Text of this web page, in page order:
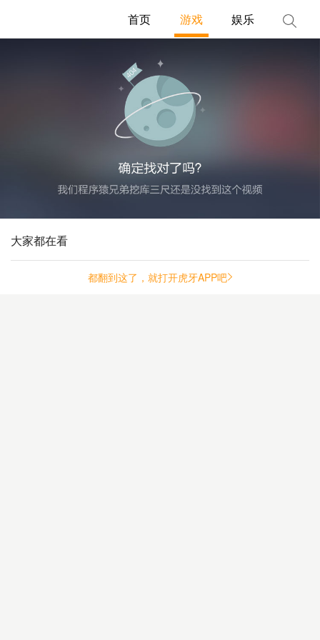
首页 游戏 娱乐
大家都在看
都翻到这了，就打开虎牙APP吧